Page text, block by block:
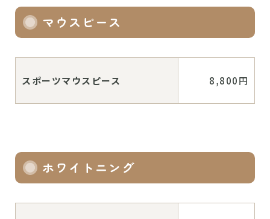
マウスピース
スポーツマウスピース 8,800円
ホワイトニング